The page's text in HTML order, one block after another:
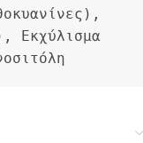
Εκχύλισμα